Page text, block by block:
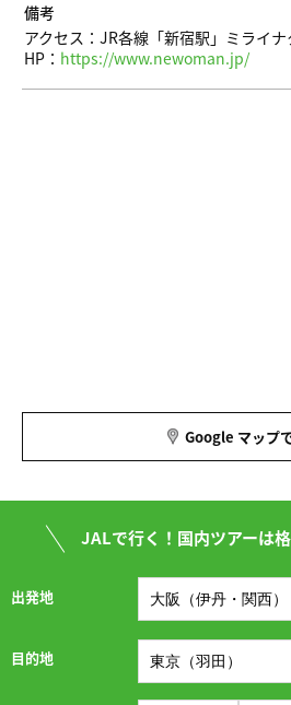
備考
アクセス：JR各線「新宿駅」ミライ
HP： https://www.newoman.jp/
Google マップ
JALで行く！国内ツアーは
出発地
目的地